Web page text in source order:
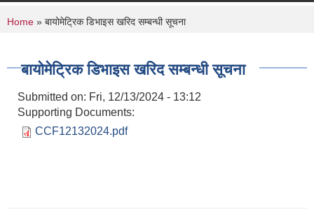
You are here
Home » बायोमेट्रिक डिभाइस खरिद सम्बन्धी सूचना
बायोमेट्रिक डिभाइस खरिद सम्बन्धी सूचना
Submitted on: Fri, 12/13/2024 - 13:12
Supporting Documents:
CCF12132024.pdf